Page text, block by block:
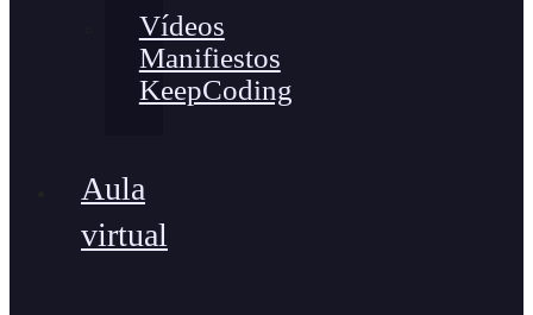
Vídeos
Manifiestos
KeepCoding
Aula
virtual